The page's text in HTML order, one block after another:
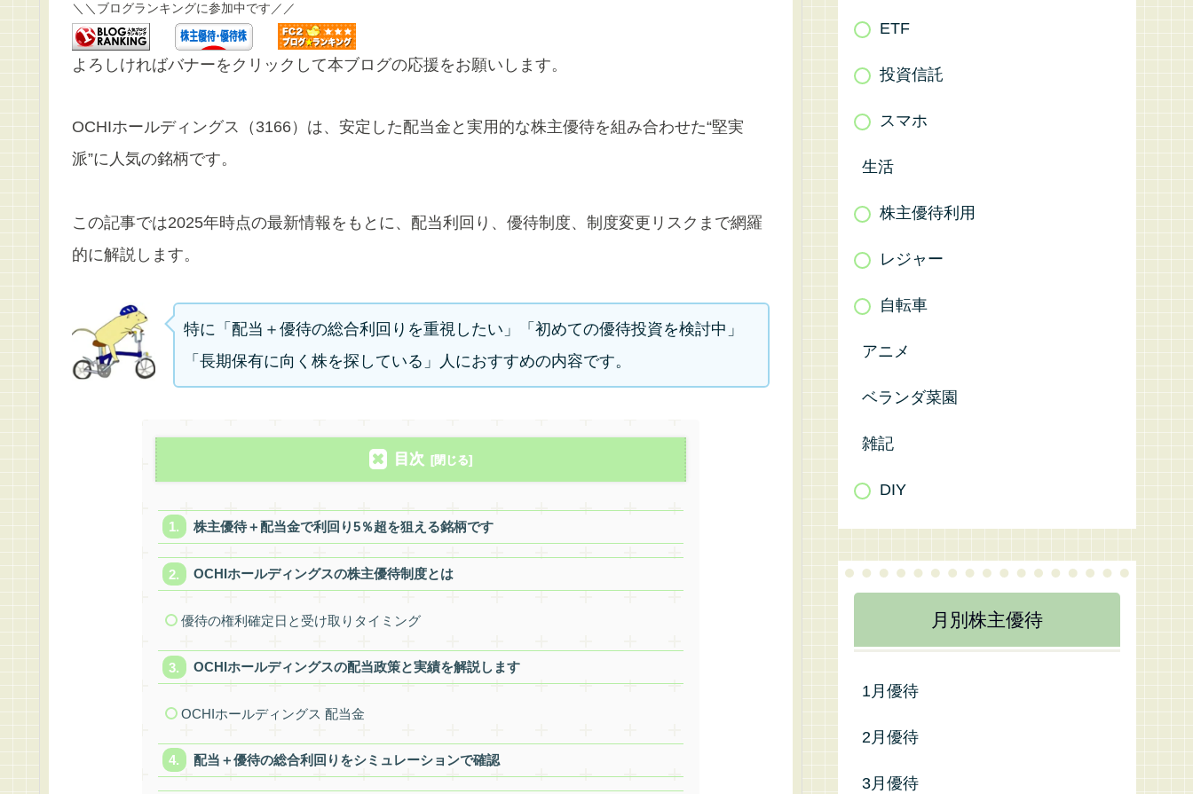
＼＼ブログランキングに参加中です／／
よろしければバナーをクリックして本ブログの応援をお願いします。
OCHIホールディングス（3166）は、安定した配当金と実用的な株主優待を組み合わせた“堅実
派”に人気の銘柄です。
この記事では2025年時点の最新情報をもとに、配当利回り、優待制度、制度変更リスクまで網羅
的に解説します。
特に「配当＋優待の総合利回りを重視したい」「初めての優待投資を検討中」
「長期保有に向く株を探している」人におすすめの内容です。
目次
株主優待＋配当金で利回り5％超を狙える銘柄です
OCHIホールディングスの株主優待制度とは
優待の権利確定日と受け取りタイミング
OCHIホールディングスの配当政策と実績を解説します
OCHIホールディングス 配当金
配当＋優待の総合利回りをシミュレーションで確認
ETF
投資信託
スマホ
生活
株主優待利用
レジャー
自転車
アニメ
ベランダ菜園
雑記
DIY
月別株主優待
1月優待
2月優待
3月優待